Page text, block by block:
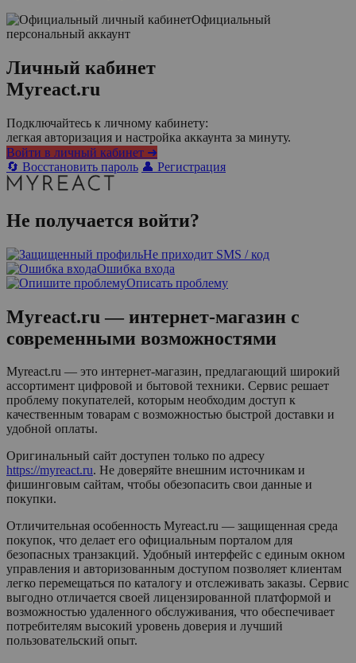
Официальный
персональный аккаунт
Личный кабинет
Myreact.ru
Подключайтесь к личному кабинету:
легкая авторизация и настройка аккаунта за минуту.
Войти в личный кабинет ➜
🔄 Восстановить пароль 👤 Регистрация
Не получается войти?
Не приходит SMS / код
Ошибка входа
Описать проблему
Myreact.ru — интернет-магазин с
современными возможностями
Myreact.ru — это интернет-магазин, предлагающий широкий
ассортимент цифровой и бытовой техники. Сервис решает
проблему покупателей, которым необходим доступ к
качественным товарам с возможностью быстрой доставки и
удобной оплаты.
Оригинальный сайт доступен только по адресу
https://myreact.ru. Не доверяйте внешним источникам и
фишинговым сайтам, чтобы обезопасить свои данные и
покупки.
Отличительная особенность Myreact.ru — защищенная среда
покупок, что делает его официальным порталом для
безопасных транзакций. Удобный интерфейс с единым окном
управления и авторизованным доступом позволяет клиентам
легко перемещаться по каталогу и отслеживать заказы. Сервис
выгодно отличается своей лицензированной платформой и
возможностью удаленного обслуживания, что обеспечивает
потребителям высокий уровень доверия и лучший
пользовательский опыт.